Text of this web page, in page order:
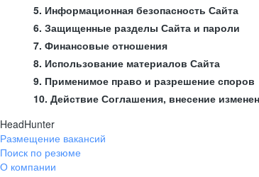
5. Информационная безопасность Сайта
6. Защищенные разделы Сайта и пароли
7. Финансовые отношения
8. Использование материалов Сайта
9. Применимое право и разрешение споров
10. Действие Соглашения, внесение
HeadHunter
Размещение вакансий
Поиск по резюме
О компании